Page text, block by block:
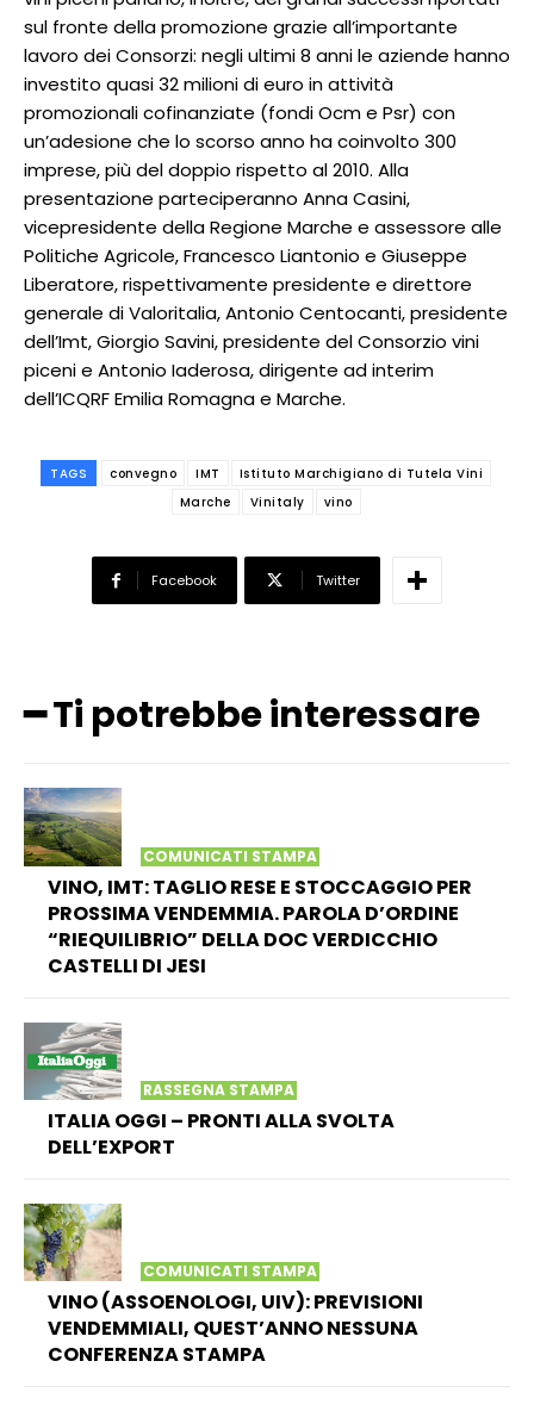
sul fronte della promozione grazie all’importante
lavoro dei Consorzi: negli ultimi 8 anni le aziende hanno
investito quasi 32 milioni di euro in attività
promozionali cofinanziate (fondi Ocm e Psr) con
un’adesione che lo scorso anno ha coinvolto 300
imprese, più del doppio rispetto al 2010. Alla
presentazione parteciperanno Anna Casini,
vicepresidente della Regione Marche e assessore alle
Politiche Agricole, Francesco Liantonio e Giuseppe
Liberatore, rispettivamente presidente e direttore
generale di Valoritalia, Antonio Centocanti, presidente
dell’Imt, Giorgio Savini, presidente del Consorzio vini
piceni e Antonio Iaderosa, dirigente ad interim
dell’ICQRF Emilia Romagna e Marche.
TAGS convegno IMT
Istituto Marchigiano di Tutela Vini
Marche
Vinitaly vino
Facebook Twitter
━ Ti potrebbe interessare
COMUNICATI STAMPA
VINO, IMT: TAGLIO RESE E STOCCAGGIO PER
PROSSIMA VENDEMMIA. PAROLA D’ORDINE
“RIEQUILIBRIO” DELLA DOC VERDICCHIO
CASTELLI DI JESI
RASSEGNA STAMPA
ITALIA OGGI – PRONTI ALLA SVOLTA
DELL’EXPORT
COMUNICATI STAMPA
VINO (ASSOENOLOGI, UIV): PREVISIONI
VENDEMMIALI, QUEST’ANNO NESSUNA
CONFERENZA STAMPA